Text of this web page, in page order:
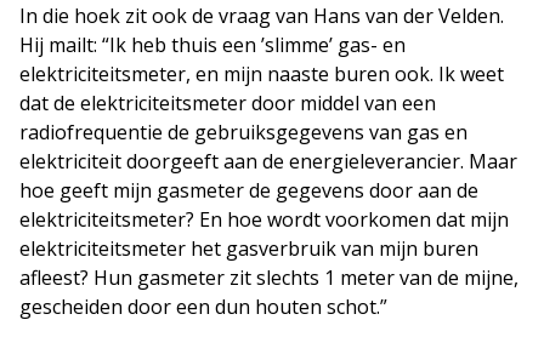
In die hoek zit ook de vraag van Hans van der Velden.
Hij mailt: “Ik heb thuis een ’slimme’ gas- en
elektriciteitsmeter, en mijn naaste buren ook. Ik weet
dat de elektriciteitsmeter door middel van een
radiofrequentie de gebruiksgegevens van gas en
elektriciteit doorgeeft aan de energieleverancier. Maar
hoe geeft mijn gasmeter de gegevens door aan de
elektriciteitsmeter? En hoe wordt voorkomen dat mijn
elektriciteitsmeter het gasverbruik van mijn buren
afleest? Hun gasmeter zit slechts 1 meter van de mijne,
gescheiden door een dun houten schot.”